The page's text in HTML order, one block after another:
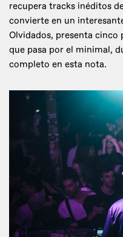
recupera tracks inéditos
convierte en un
Olvidados, presenta cinco
que pasa por el minimal,
completo en esta nota.